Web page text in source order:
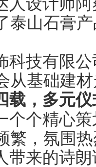
人设计师
泰山石膏
科技有限
从基础建
载，多元
个个精心
繁，氛围
带来的诗